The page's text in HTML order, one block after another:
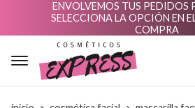
ENVOLVEMOS TUS PEDIDOS
SELECCIONA LA OPCIÓN EN
COMPRA